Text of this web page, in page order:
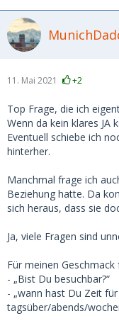
11. Mai 2021 +2
Top Frage, die ich
Wenn da kein klares
Eventuell schiebe ich
hinterher.
Manchmal frage ich
Beziehung hatte. Da
sich heraus, dass sie
Ja, viele Fragen sind
Für meinen
- „Bist Du besuchbar?“
- „wann hast Du Zeit für
tagsüber/abends/